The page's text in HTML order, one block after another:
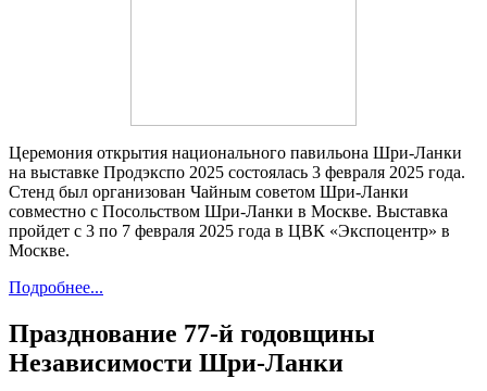
Церемония открытия национального павильона Шри-Ланки
на выставке Продэкспо 2025 состоялась 3 февраля 2025 года.
Стенд был организован Чайным советом Шри-Ланки
совместно с Посольством Шри-Ланки в Москве. Выставка
пройдет с 3 по 7 февраля 2025 года в ЦВК «Экспоцентр» в
Москве.
Подробнее...
Празднование 77-й годовщины
Независимости Шри-Ланки